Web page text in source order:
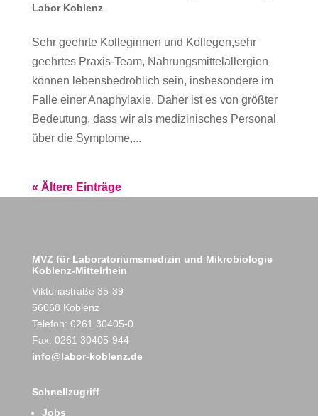
Labor Koblenz
Sehr geehrte Kolleginnen und Kollegen,sehr
geehrtes Praxis-Team, Nahrungsmittelallergien
können lebensbedrohlich sein, insbesondere im
Falle einer Anaphylaxie. Daher ist es von größter
Bedeutung, dass wir als medizinisches Personal
über die Symptome,...
« Ältere Einträge
MVZ für Laboratoriumsmedizin und Mikrobiologie
Koblenz-Mittelrhein
Viktoriastraße 35-39
56068 Koblenz
Telefon: 0261 30405-0
Fax: 0261 30405-944
info@labor-koblenz.de
Schnellzugriff
Jobs